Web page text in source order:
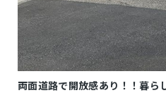
両面道路で開放感あり！！暮ら